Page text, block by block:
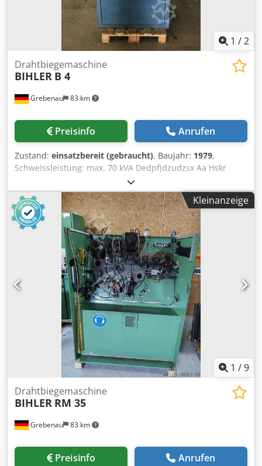
1 /2
Grebenau 83 km
Drahtbiegemaschine
BIHLER B 4
Preisinfo Anrufen
Zustand: einsatzbereit (gebraucht), Baujahr: 1979,
Schweissleistung: max. 70 kVA Dedpfjdzudzsx Aa Hskr
Kleinanzeige
1 /9
Grebenau 83 km
Drahtbiegemaschine
BIHLER RM 35
Preisinfo Anrufen